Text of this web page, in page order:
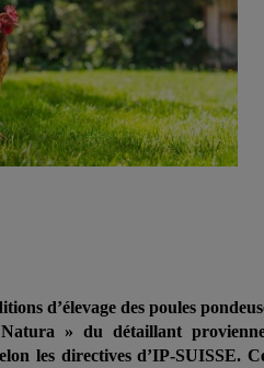
d’élevage des poules
» du détaillant
les directives d’IP‑SUISSE.